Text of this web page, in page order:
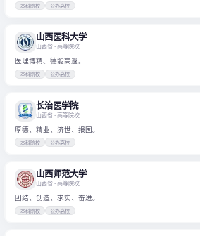
本科院校 公办高校
山西医科大学
山西省· 高等院校
医理博精、德能高邃。
本科院校 公办高校
长治医学院
山西省· 高等院校
厚德、精业、济世、报国。
本科院校 公办高校
山西师范大学
山西省· 高等院校
团结、创造、求实、奋进。
本科院校 公办高校